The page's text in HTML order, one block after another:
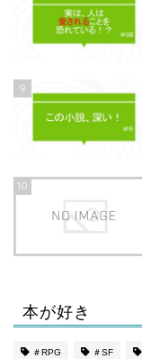
9
10
本が好き
＃RPG ＃SF